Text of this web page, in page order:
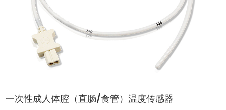
一次性成人体腔（直肠/食管）温度传感器